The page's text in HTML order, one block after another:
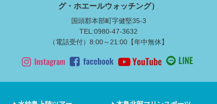
グ・ホエールウォッチング）
国頭郡本部町字健堅35-3
TEL:0980-47-3632
（電話受付）8:00～21:00【年中無休】